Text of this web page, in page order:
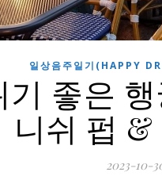
일상음주일기(HAPPY
좋은
니쉬 펍 &
2023-10-